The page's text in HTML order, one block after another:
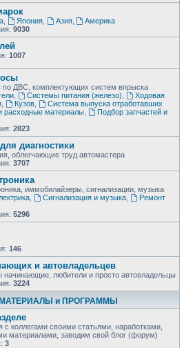
, Япония, Азия,
Америка
9030
1007
по ДВС, комплектующих систем впрыска
, Системы питания (железо)
Ходовая
, Кузов,
Система выпуска отработавших
расходные материалы,
Подбор запчастей и
2823
диагностики
облегчающие труд автомастера
3707
иммобилайзеры, сигнализации, музыка
, Сигнализация и музыка,
Ремонт
5296
146
и автовладельцев
начинающие, любители и просто автовладельцы
3224
и ПРОГРАММЫ
с коллегами своими статьями, наработками,
материалами, заводим свой блог (форум)
3